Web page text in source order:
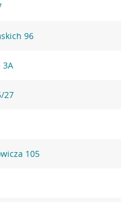
96
3A
27
105